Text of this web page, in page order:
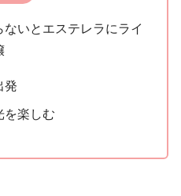
ないとエステレラにライ
発
を楽しむ